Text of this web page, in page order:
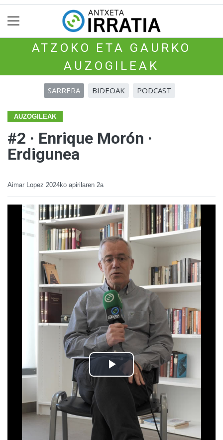
ATZOKO ETA GAURKO
AUZOGILEAK
SARRERA BIDEOAK PODCAST
AUZOGILEAK
#2 · Enrique Morón ·
Erdigunea
Aimar Lopez 2024ko apirilaren 2a